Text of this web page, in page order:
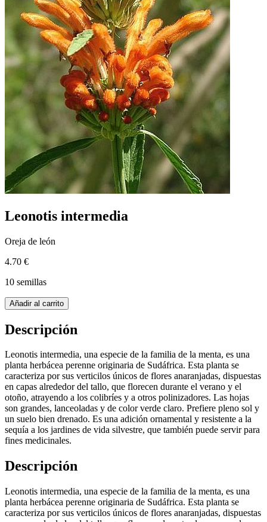
Leonotis intermedia
Oreja de león
4.70 €
10 semillas
Añadir al carrito
Descripción
Leonotis intermedia, una especie de la familia de la menta, es una
planta herbácea perenne originaria de Sudáfrica. Esta planta se
caracteriza por sus verticilos únicos de flores anaranjadas, dispuestas
en capas alrededor del tallo, que florecen durante el verano y el
otoño, atrayendo a los colibríes y a otros polinizadores. Las hojas
son grandes, lanceoladas y de color verde claro. Prefiere pleno sol y
un suelo bien drenado. Es una adición ornamental y resistente a la
sequía a los jardines de vida silvestre, que también puede servir para
fines medicinales.
Descripción
Leonotis intermedia, una especie de la familia de la menta, es una
planta herbácea perenne originaria de Sudáfrica. Esta planta se
caracteriza por sus verticilos únicos de flores anaranjadas, dispuestas